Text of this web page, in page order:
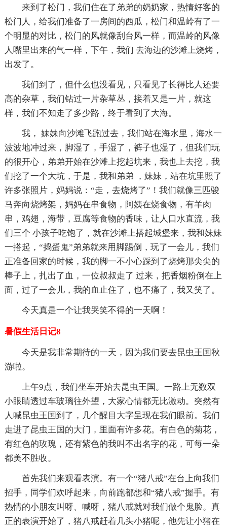
来到了松门，我们住在了弟弟的奶奶家，热情好客的
松门人，给我们准备了一房间的西瓜，松门和温岭有了一
个明显的对比，松门的风就像刮台风一样，而温岭的风像
人嘴里出来的气一样，下午，我们 去海边的沙滩上烧烤，
出发了。
我们到了，但什么也没看见，只看见了长得比人还要
高的杂草，我们钻过一片杂草丛，接着又是一片，就这
样，我们不知走了多少路，终于看到了大海。
我， 妹妹向沙滩飞跑过去，我们站在海水里，海水一
波波地冲过来，脚湿了，手湿了，裤子也湿了，但我们玩
的很开心，弟弟开始在沙滩上挖起坑来，我也上去挖，我
们挖了一个大坑，于是，我和弟弟 ，妹妹，站在坑里照了
许多张照片，妈妈说：“走，去烧烤了”！我们就像三匹骏
马奔向烧烤架，妈妈在串食物，阿姨在烧食物，有羊肉
串，鸡翅，海带，豆腐等食物的香味，让人口水直流，我
们三个 小孩子吃饱了，就在沙滩上搭起城堡来，我和妹妹
一搭起，“捣蛋鬼”弟弟就来用脚踢倒，玩了一会儿，我们
正准备回家的时候，我的脚一不小心踩到了烧烤那尖尖的
棒子上，扎出了血，一位叔叔走了 过来，把香烟粉倒在上
面，过了一会儿，我的血止住了，也不痛了，我又笑了。
今天真是一个让我哭笑不得的一天啊！
暑假生活日记8
今天是我非常期待的一天，因为我们要去昆虫王国秋
游啦。
上午9点，我们坐车开始去昆虫王国。一路上无数双
小眼睛透过车玻璃往外望，大家心情都无比激动。突然有
人喊昆虫王国到了，几个醒目大字呈现在我们眼前。我们
走进了昆虫王国的大门，里面有许多花。有白色的菊花，
有红色的玫瑰，还有紫色的我叫不出名字的花，可每一朵
都美不胜收。
首先我们来观看表演。有一个“猪八戒”在台上向我们
招手，同学们欢呼起来，向前跑都想和“猪八戒”握手。有
热情的小朋友叫呀、喊呀，猪八戒就对我们做个鬼脸。真
正的表演开始了，猪八戒赶着几头小猪呢，他先让小猪在